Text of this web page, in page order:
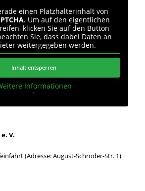
einen Platzhalterinhalt von
. Um auf den eigentlichen
klicken Sie auf den Button
Sie, dass dabei Daten an
weitergegeben werden.
Inhalt entsperren
Informationen
'
V.
(Adresse: August-Schröder-Str. 1)